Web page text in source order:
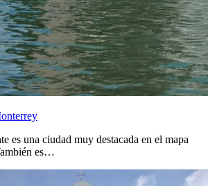
es una ciudad muy destacada en el mapa
es…